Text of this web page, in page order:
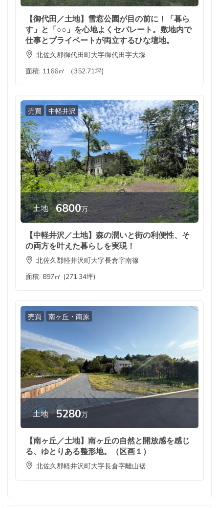
【御代田／土地】雪窓公園が目の前に！「暮ら
す」と「○○」を心地よくセパレート。敷地内で
仕事とプライベートが両立するひな壇地。
北佐久郡御代田町大字御代田字大塚
面積: 1166㎡ （352.71坪)
売買 中軽井沢
土地 6800万
【中軽井沢／土地】森の潤いと街の利便性、そ
の両方を叶えた暮らしを実現！
北佐久郡軽井沢町大字長倉字南篠
面積: 897㎡ (271.34坪)
売買 南ヶ丘・南原
土地 5280万
【南ヶ丘／土地】南ヶ丘の自然と開放感を感じ
る、ゆとりある整形地。（区画１）
北佐久郡軽井沢町大字長倉字離山裾